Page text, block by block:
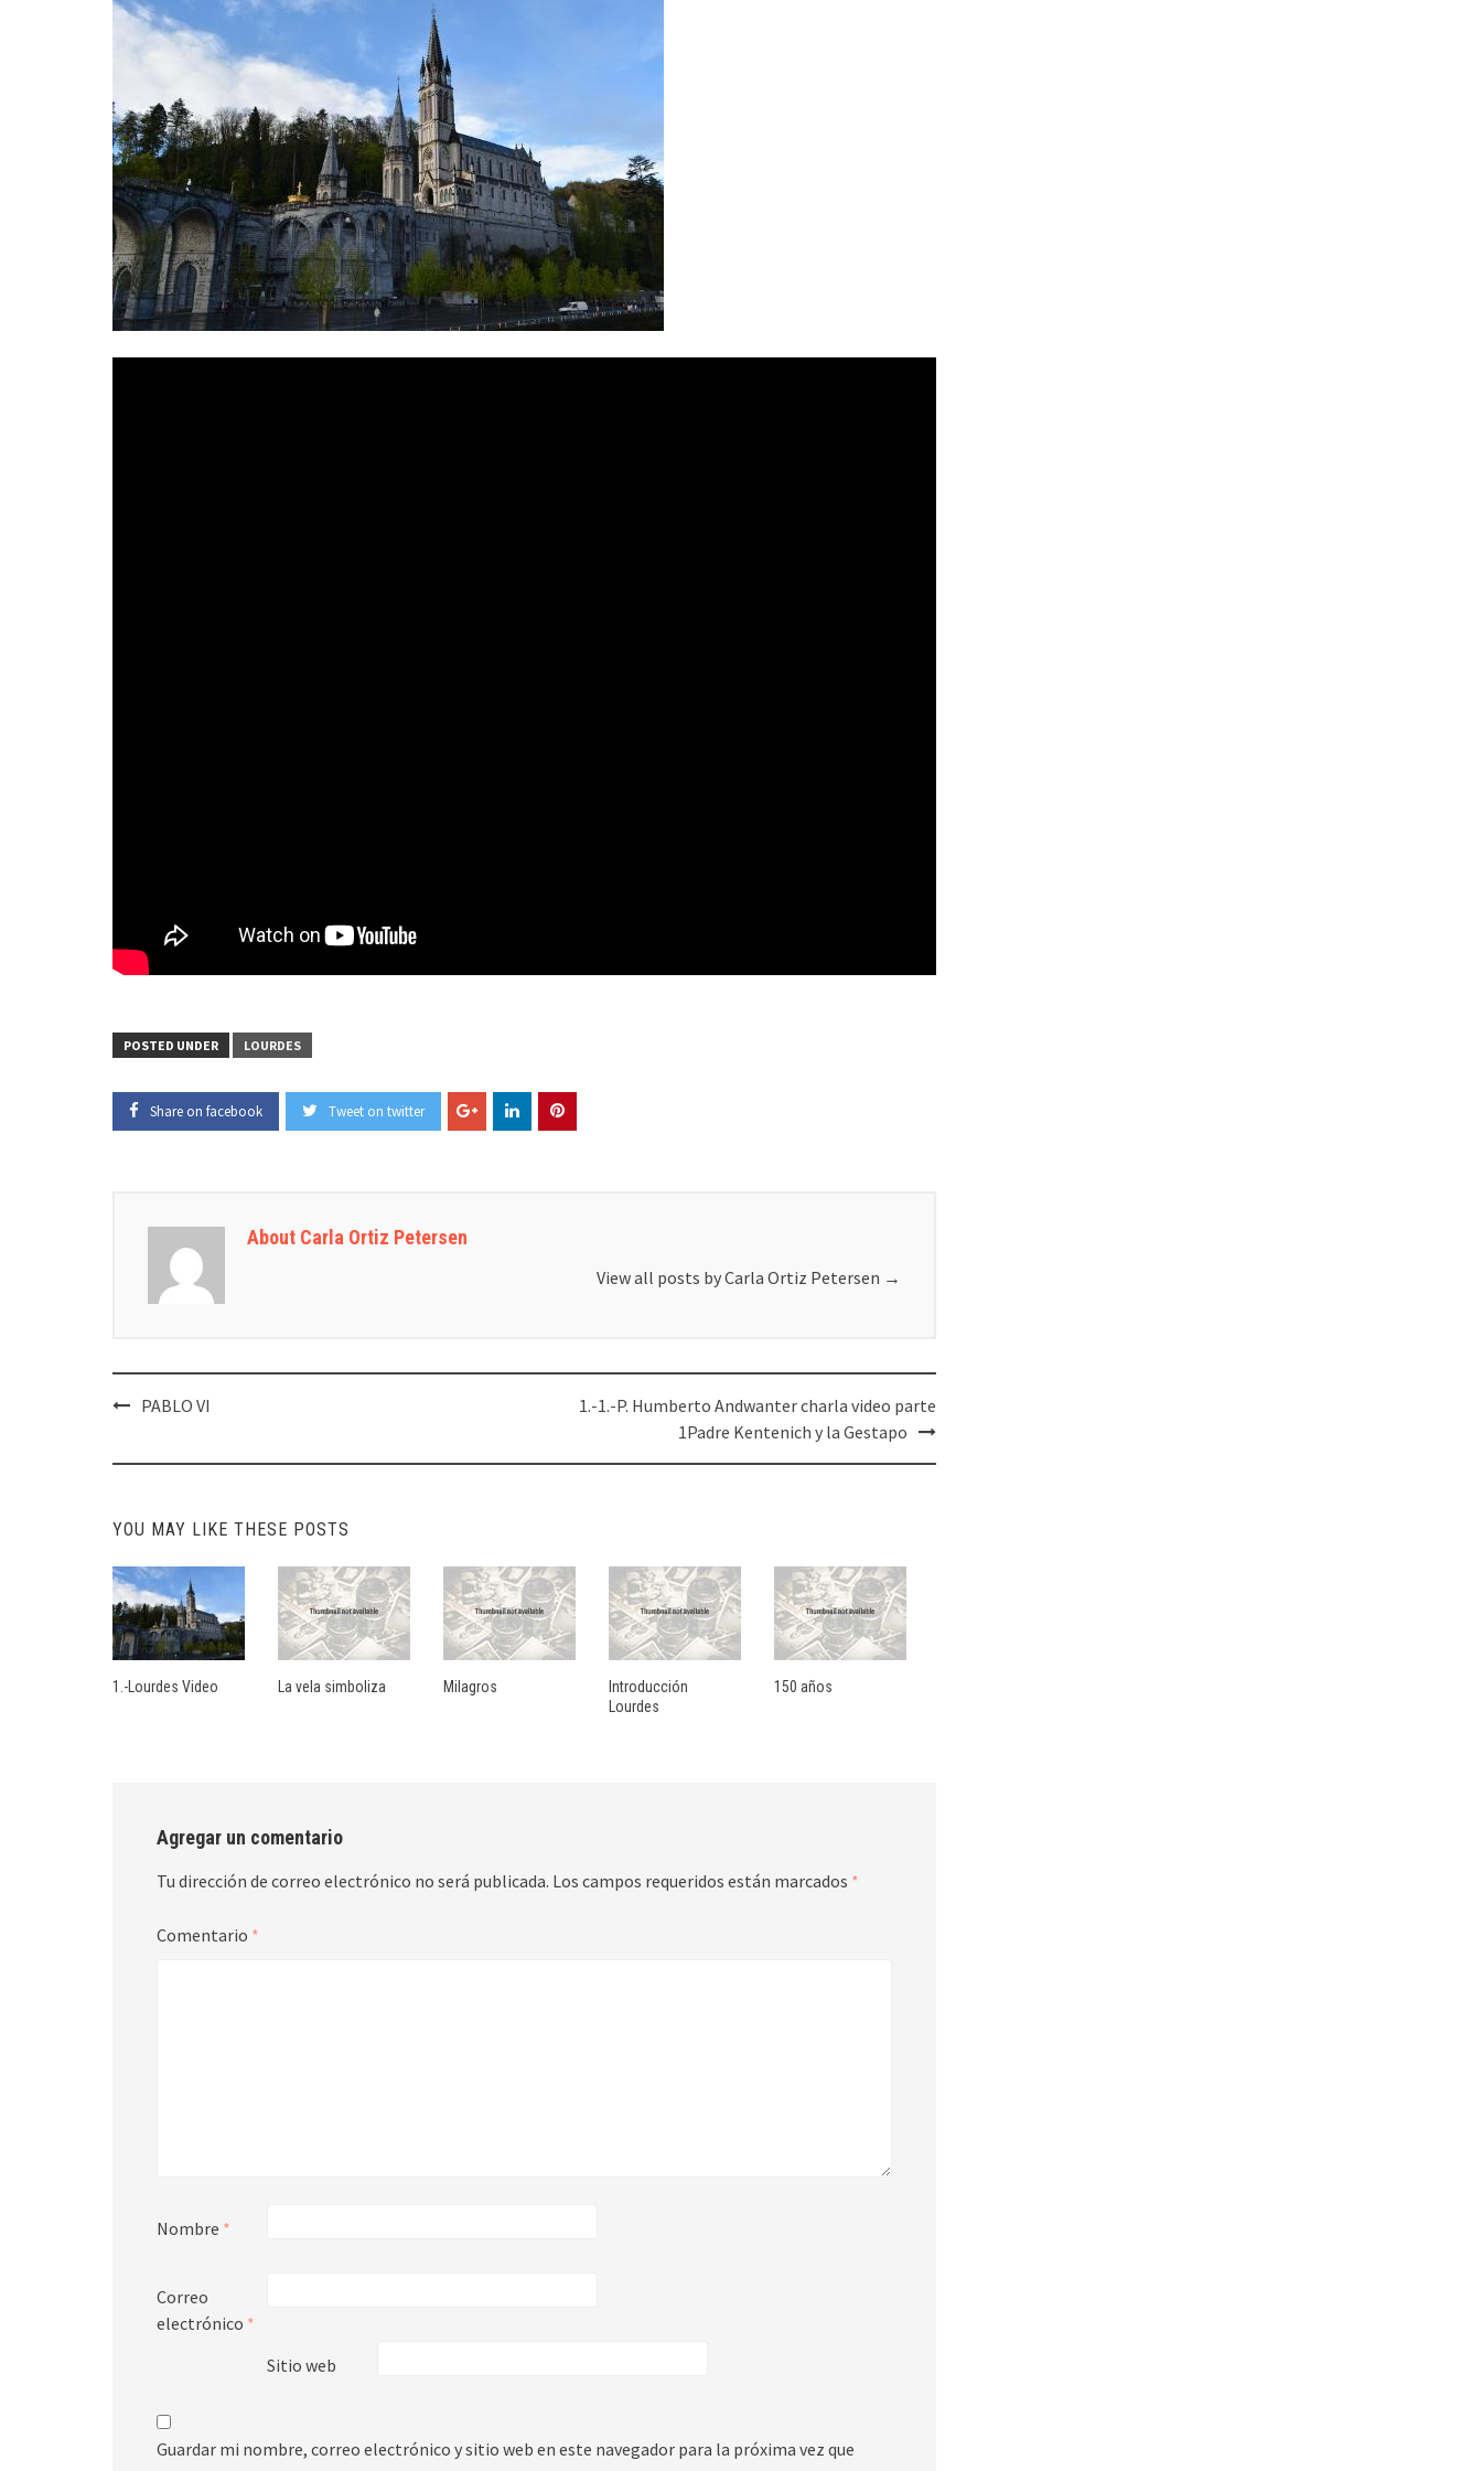
POSTED UNDER LOURDES
Share on facebook Tweet on twitter
About Carla Ortiz Petersen
View all posts by Carla Ortiz Petersen →
PostPABLO VI
1.-1.-P. Humberto Andwanter charla video parte
1Padre Kentenich y la Gestapo
YOU MAY LIKE THESE POSTS
1.-Lourdes Video La vela simboliza Milagros
Introducción
Lourdes
150 años
Agregar un comentario
Tu dirección de correo electrónico no será publicada. Los campos requeridos están marcados *
Comentario *
Nombre *
Correo
electrónico *
Sitio web
Guardar mi nombre, correo electrónico y sitio web en este navegador para la próxima vez que